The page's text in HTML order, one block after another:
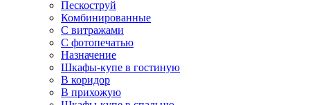
Пескоструй
Комбинированные
С витражами
С фотопечатью
Назначение
Шкафы-купе в гостиную
В коридор
В прихожую